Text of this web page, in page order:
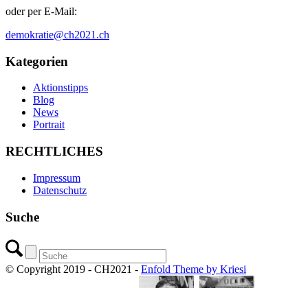
oder per E-Mail:
demokratie@ch2021.ch
Kategorien
Aktionstipps
Blog
News
Portrait
RECHTLICHES
Impressum
Datenschutz
Suche
© Copyright 2019 - CH2021 - Enfold Theme by Kriesi